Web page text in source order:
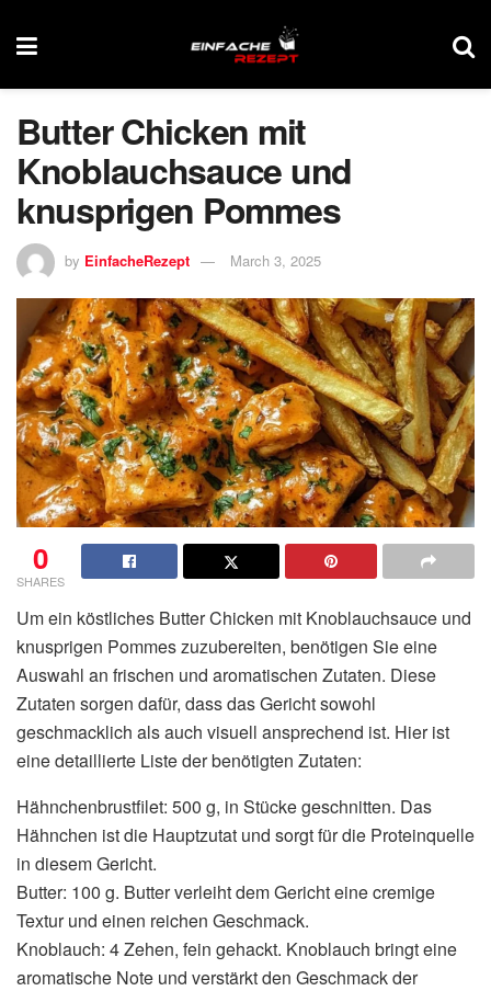
Butter Chicken mit
Knoblauchsauce und
knusprigen Pommes
by EinfacheRezept March 3, 2025
0
SHARES
Um ein köstliches Butter Chicken mit Knoblauchsauce und
knusprigen Pommes zuzubereiten, benötigen Sie eine
Auswahl an frischen und aromatischen Zutaten. Diese
Zutaten sorgen dafür, dass das Gericht sowohl
geschmacklich als auch visuell ansprechend ist. Hier ist
eine detaillierte Liste der benötigten Zutaten:
Hähnchenbrustfilet: 500 g, in Stücke geschnitten. Das
Hähnchen ist die Hauptzutat und sorgt für die Proteinquelle
in diesem Gericht.
Butter: 100 g. Butter verleiht dem Gericht eine cremige
Textur und einen reichen Geschmack.
Knoblauch: 4 Zehen, fein gehackt. Knoblauch bringt eine
aromatische Note und verstärkt den Geschmack der